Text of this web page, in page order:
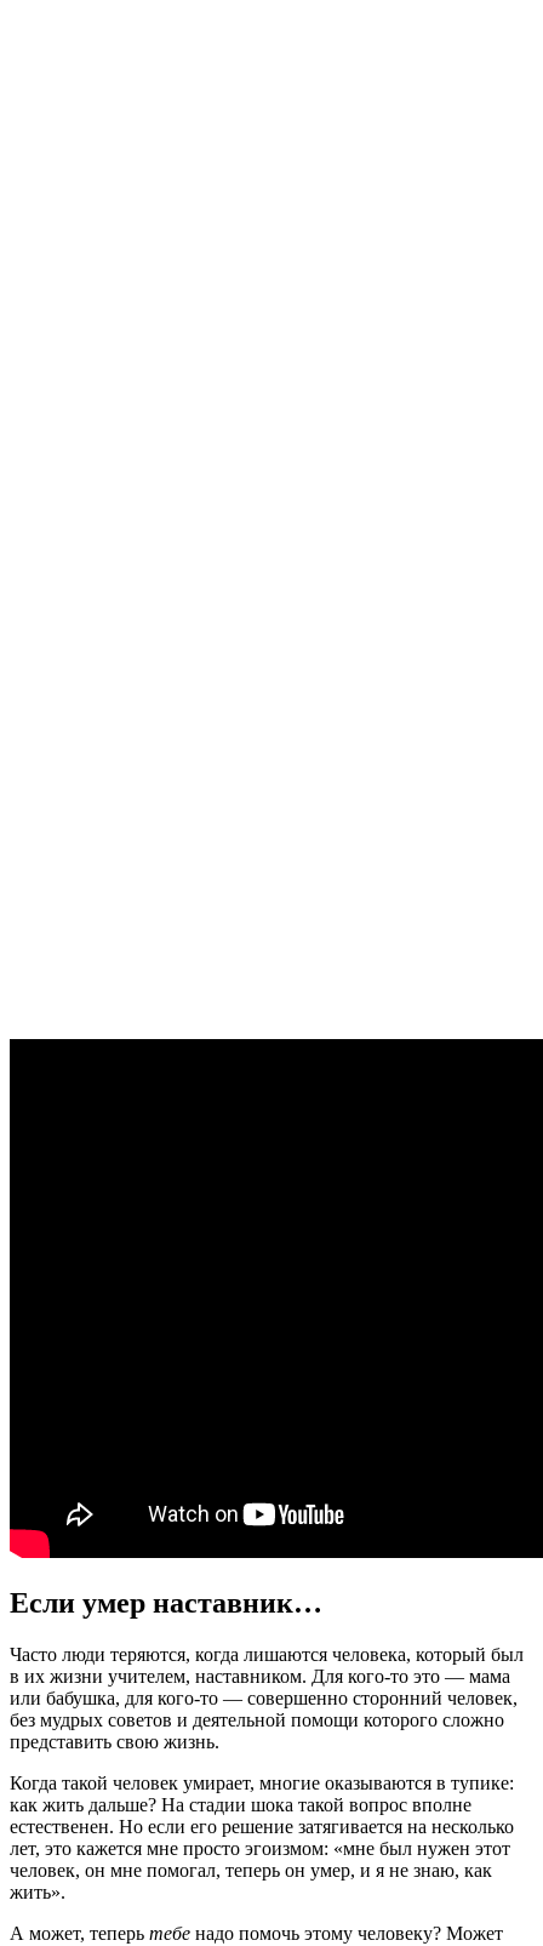
Если умер наставник…
Часто люди теряются, когда лишаются человека, который был
в их жизни учителем, наставником. Для кого-то это — мама
или бабушка, для кого-то — совершенно сторонний человек,
без мудрых советов и деятельной помощи которого сложно
представить свою жизнь.
Когда такой человек умирает, многие оказываются в тупике:
как жить дальше? На стадии шока такой вопрос вполне
естественен. Но если его решение затягивается на несколько
лет, это кажется мне просто эгоизмом: «мне был нужен этот
человек, он мне помогал, теперь он умер, и я не знаю, как
жить».
А может, теперь тебе надо помочь этому человеку? Может